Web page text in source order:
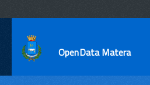
OpenData Matera